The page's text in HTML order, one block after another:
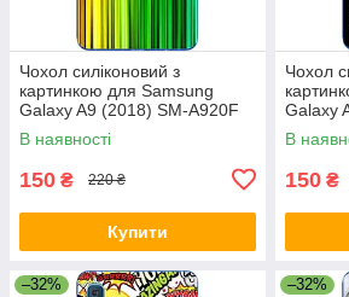
Чохол силіконовий з
картинкою для Samsung
Galaxy A9 (2018) SM-A920F
Відтінки зеленого
В наявності
150 ₴ 220 ₴
Купити
Чохол
Galaxy
В
150 ₴
–32% –32%